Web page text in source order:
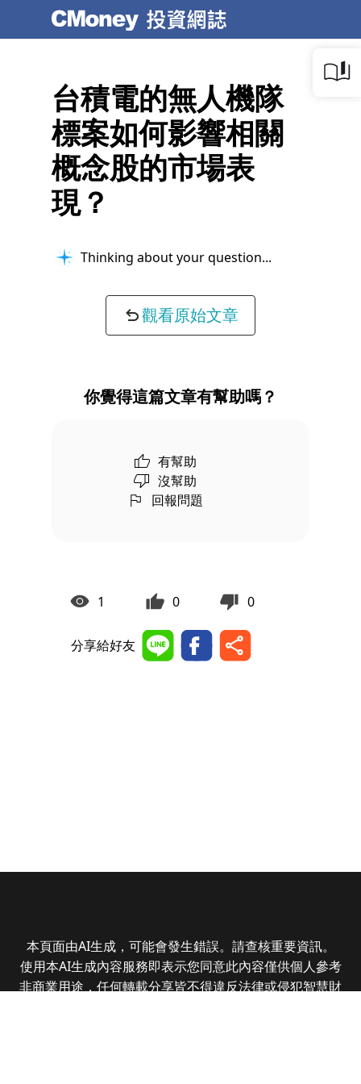
台積電的無人機隊
標案如何影響相關
概念股的市場表
現？
Thinking about your question...
觀看原始文章
你覺得這篇文章有幫助嗎？
有幫助
沒幫助
回報問題
1 0 0
分享給好友
本頁面由AI生成，可能會發生錯誤。請查核重要資訊。
使用本AI生成內容服務即表示您同意此內容僅供個人參考
非商業用途，任何轉載分享皆不得違反法律或侵犯智慧財